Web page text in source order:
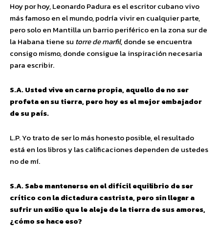
Hoy por hoy, Leonardo Padura es el escritor cubano vivo
más famoso en el mundo, podría vivir en cualquier parte,
pero solo en Mantilla un barrio periférico en la zona sur de
la Habana tiene su torre de marfil, donde se encuentra
consigo mismo, donde consigue la inspiración necesaria
para escribir.
S.A. Usted vive en carne propia, aquello de no ser
profeta en su tierra, pero hoy es el mejor embajador
de su país.
L.P. Yo trato de ser lo más honesto posible, el resultado
está en los libros y las calificaciones dependen de ustedes
no de mí.
S.A. Sabe mantenerse en el difícil equilibrio de ser
crítico con la dictadura castrista, pero sin llegar a
sufrir un exilio que le aleje de la tierra de sus amores,
¿cómo se hace eso?